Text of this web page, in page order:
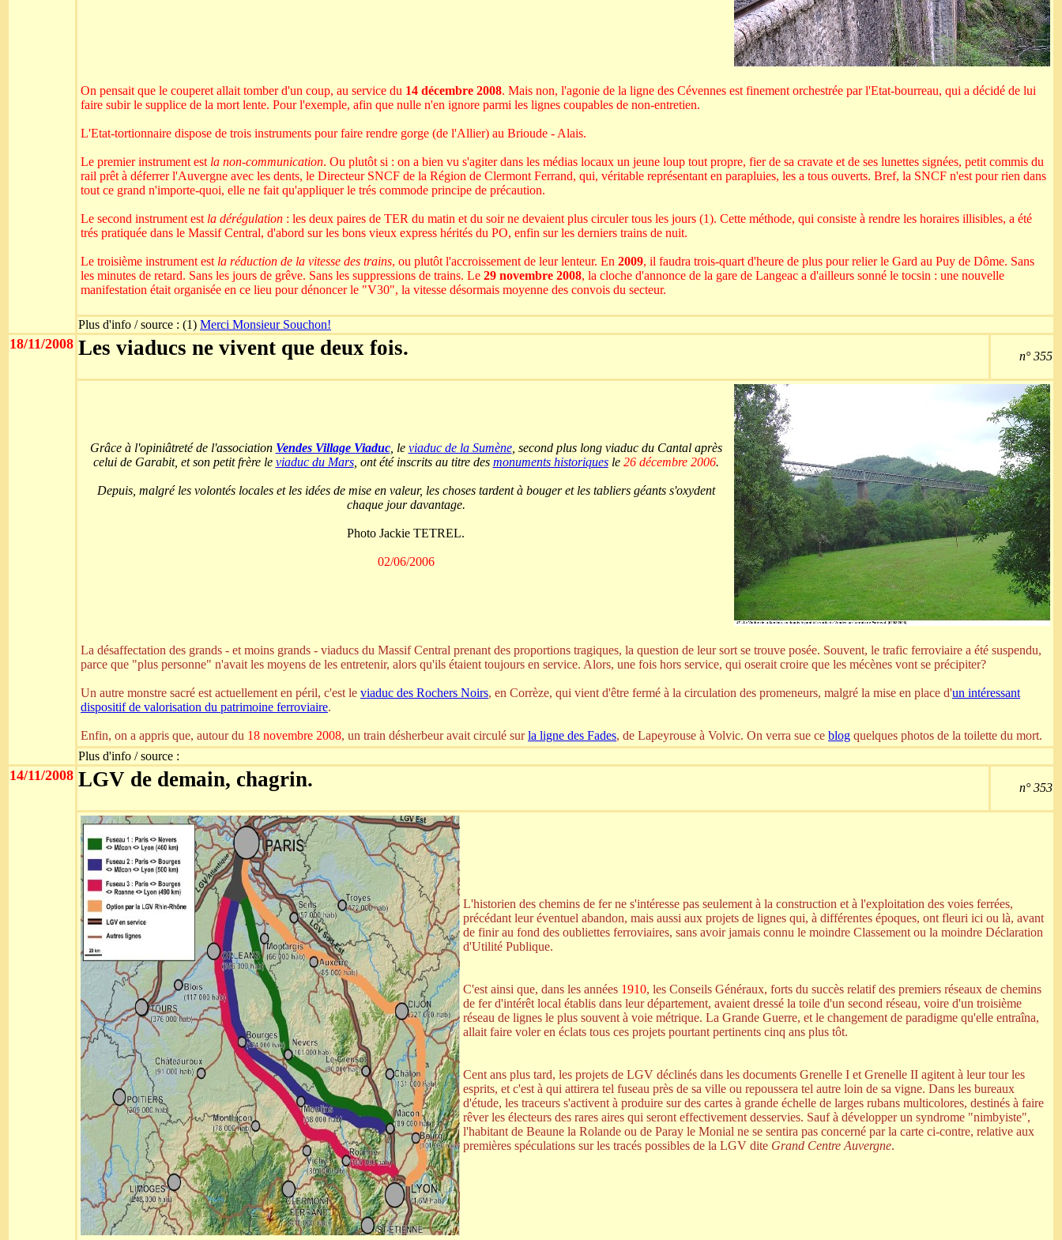
On pensait que le couperet allait tomber d'un coup, au service du 14 décembre 2008. Mais non, l'agonie de la ligne des Cévennes est finement orchestrée par l'Etat-bourreau, qui a décidé de lui
faire subir le supplice de la mort lente. Pour l'exemple, afin que nulle n'en ignore parmi les lignes coupables de non-entretien.
L'Etat-tortionnaire dispose de trois instruments pour faire rendre gorge (de l'Allier) au Brioude - Alais.
Le premier instrument est la non-communication. Ou plutôt si : on a bien vu s'agiter dans les médias locaux un jeune loup tout propre, fier de sa cravate et de ses lunettes signées, petit commis du
rail prêt à déferrer l'Auvergne avec les dents, le Directeur SNCF de la Région de Clermont Ferrand, qui, véritable représentant en parapluies, les a tous ouverts. Bref, la SNCF n'est pour rien dans
tout ce grand n'importe-quoi, elle ne fait qu'appliquer le trés commode principe de précaution.
Le second instrument est la dérégulation : les deux paires de TER du matin et du soir ne devaient plus circuler tous les jours (1). Cette méthode, qui consiste à rendre les horaires illisibles, a été
trés pratiquée dans le Massif Central, d'abord sur les bons vieux express hérités du PO, enfin sur les derniers trains de nuit.
Le troisième instrument est la réduction de la vitesse des trains, ou plutôt l'accroissement de leur lenteur. En 2009, il faudra trois-quart d'heure de plus pour relier le Gard au Puy de Dôme. Sans
les minutes de retard. Sans les jours de grêve. Sans les suppressions de trains. Le 29 novembre 2008, la cloche d'annonce de la gare de Langeac a d'ailleurs sonné le tocsin : une nouvelle
manifestation était organisée en ce lieu pour dénoncer le "V30", la vitesse désormais moyenne des convois du secteur.
Plus d'info / source : (1) Merci Monsieur Souchon!
18/11/2008 Les viaducs ne vivent que deux fois. n° 355
Grâce à l'opiniâtreté de l'association Vendes Village Viaduc, le viaduc de la Sumène, second plus long viaduc du Cantal après
celui de Garabit, et son petit frère le viaduc du Mars, ont été inscrits au titre des monuments historiquesle 26 décembre 2006.
Depuis, malgré les volontés locales et les idées de mise en valeur, les choses tardent à bouger et les tabliers géants s'oxydent
chaque jour davantage.
Photo Jackie TETREL.
02/06/2006
La désaffectation des grands - et moins grands - viaducs du Massif Central prenant des proportions tragiques, la question de leur sort se trouve posée. Souvent, le trafic ferroviaire a été suspendu,
parce que "plus personne" n'avait les moyens de les entretenir, alors qu'ils étaient toujours en service. Alors, une fois hors service, qui oserait croire que les mécènes vont se précipiter?
Un autre monstre sacré est actuellement en péril, c'est le viaduc des Rochers Noirs, en Corrèze, qui vient d'être fermé à la circulation des promeneurs, malgré la mise en place d'un intéressant
dispositif de valorisation du patrimoine ferroviaire.
Enfin, on a appris que, autour du 18 novembre 2008, un train désherbeur avait circulé surla ligne des Fades, de Lapeyrouse à Volvic. On verra sue ce blog quelques photos de la toilette du mort.
Plus d'info / source :
14/11/2008 LGV de demain, chagrin. n° 353
L'historien des chemins de fer ne s'intéresse pas seulement à la construction et à l'exploitation des voies ferrées,
précédant leur éventuel abandon, mais aussi aux projets de lignes qui, à différentes époques, ont fleuri ici ou là, avant
de finir au fond des oubliettes ferroviaires, sans avoir jamais connu le moindre Classement ou la moindre Déclaration
d'Utilité Publique.
C'est ainsi que, dans les années 1910, les Conseils Généraux, forts du succès relatif des premiers réseaux de chemins
de fer d'intérêt local établis dans leur département, avaient dressé la toile d'un second réseau, voire d'un troisième
réseau de lignes le plus souvent à voie métrique. La Grande Guerre, et le changement de paradigme qu'elle entraîna,
allait faire voler en éclats tous ces projets pourtant pertinents cinq ans plus tôt.
Cent ans plus tard, les projets de LGV déclinés dans les documents Grenelle I et Grenelle II agitent à leur tour les
esprits, et c'est à qui attirera tel fuseau près de sa ville ou repoussera tel autre loin de sa vigne. Dans les bureaux
d'étude, les traceurs s'activent à produire sur des cartes à grande échelle de larges rubans multicolores, destinés à faire
rêver les électeurs des rares aires qui seront effectivement desservies. Sauf à développer un syndrome "nimbyiste",
l'habitant de Beaune la Rolande ou de Paray le Monial ne se sentira pas concerné par la carte ci-contre, relative aux
premières spéculations sur les tracés possibles de la LGV dite Grand Centre Auvergne.